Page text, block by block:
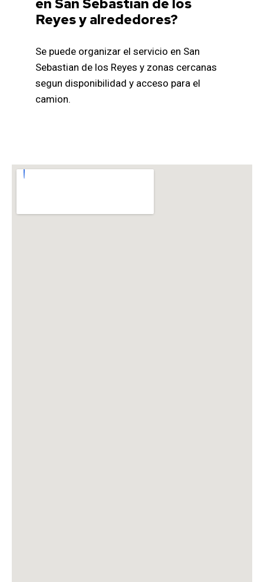
Reyes y alrededores?
Se puede organizar el servicio en San
Sebastian de los Reyes y zonas cercanas
segun disponibilidad y acceso para el
camion.